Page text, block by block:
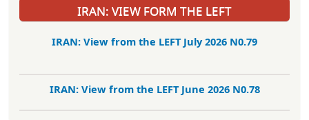
IRAN: VIEW FORM THE LEFT
IRAN: View from the LEFT July 2026 N0.79
IRAN: View from the LEFT June 2026 N0.78